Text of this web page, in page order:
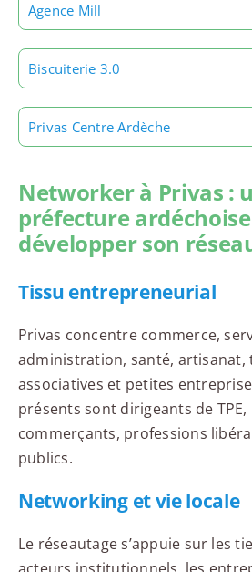
Agence Mill
Biscuiterie 3.0
Privas Centre Ardèche
Networker à Privas :
préfecture
développer son
Tissu entrepreneurial
Privas concentre commerce,
administration, santé, artisanat,
associatives et petites
présents sont dirigeants de
commerçants, professions
publics.
Networking et vie locale
Le réseautage s’appuie sur les